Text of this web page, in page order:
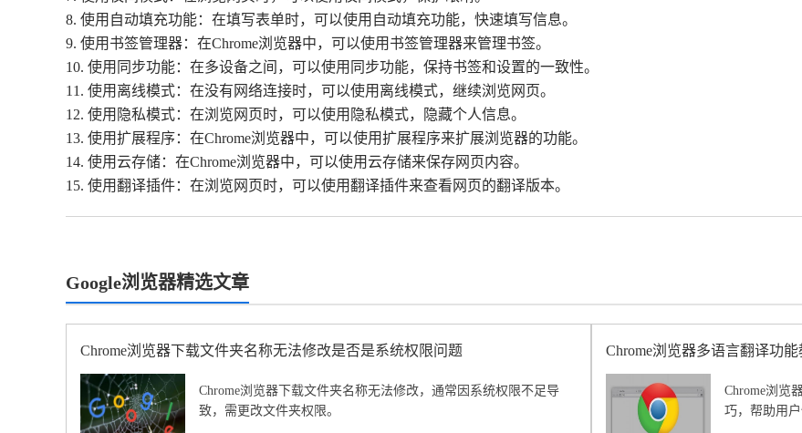
8. 使用自动填充功能：在填写表单时，可以使用自动填充功能，快速填写信息。
9. 使用书签管理器：在Chrome浏览器中，可以使用书签管理器来管理书签。
10. 使用同步功能：在多设备之间，可以使用同步功能，保持书签和设置的一致性。
11. 使用离线模式：在没有网络连接时，可以使用离线模式，继续浏览网页。
12. 使用隐私模式：在浏览网页时，可以使用隐私模式，隐藏个人信息。
13. 使用扩展程序：在Chrome浏览器中，可以使用扩展程序来扩展浏览器的功能。
14. 使用云存储：在Chrome浏览器中，可以使用云存储来保存网页内容。
15. 使用翻译插件：在浏览网页时，可以使用翻译插件来查看网页的翻译版本。
Google浏览器精选文章
Chrome浏览器下载文件夹名称无法修改是否是系统权限问题
Chrome浏览器下载文件夹名称无法修改，通常因系统权限不足导
致，需更改文件夹权限。
Chrome浏览器多语言翻译功能
Chrome浏览
巧，帮助用